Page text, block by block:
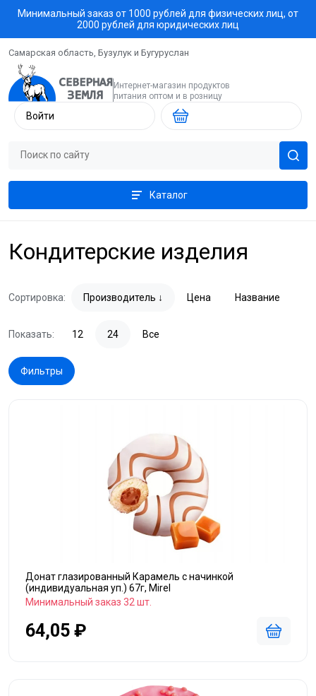
Минимальный заказ от 1000 рублей для физических лиц, от
2000 рублей для юридических лиц
Самарская область, Бузулук и Бугуруслан
Интернет-магазин продуктов
питания оптом и в розницу
Войти
Каталог
Кондитерские изделия
Сортировка: Производитель Цена Название
Показать: 12 24 Все
Фильтры
Донат глазированный Карамель с начинкой
(индивидуальная уп.) 67г, Mirel
Минимальный заказ 32 шт.
64,05 ₽